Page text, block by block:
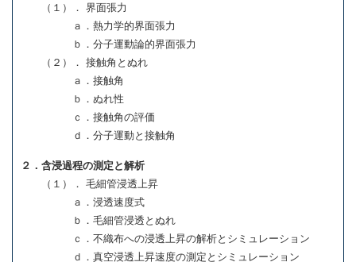
（１）． 界面張力
ａ．熱力学的界面張力
ｂ．分子運動論的界面張力
（２）． 接触角とぬれ
ａ．接触角
ｂ．ぬれ性
ｃ．接触角の評価
ｄ．分子運動と接触角
２．含浸過程の測定と解析
（１）． 毛細管浸透上昇
ａ．浸透速度式
ｂ．毛細管浸透とぬれ
ｃ．不織布への浸透上昇の解析とシミュレーション
ｄ．真空浸透上昇速度の測定とシミュレーション